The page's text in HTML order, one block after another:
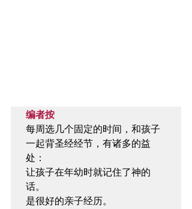
编者按
每周选几个固定的时间，和孩子
一起背圣经经节，有诸多的益
处：
让孩子在年幼时就记住了神的
话。
是很好的亲子经历。